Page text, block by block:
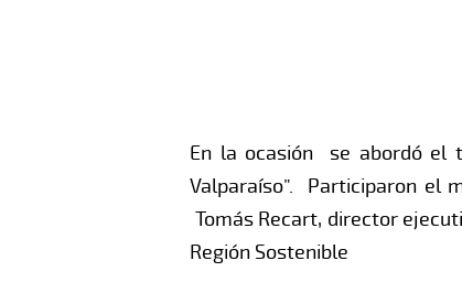
En la ocasión se abordó el
Valparaíso”. Participaron el
Tomás Recart, director
Región Sostenible